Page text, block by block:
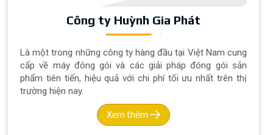
Công ty Huỳnh Gia Phát
Là một trong những công ty hàng đầu tại Việt Nam cung
cấp về máy đóng gói và các giải pháp đóng gói sản
phẩm tiên tiến, hiệu quả với chi phí tối ưu nhất trên thị
trường hiện nay.
Xem thêm